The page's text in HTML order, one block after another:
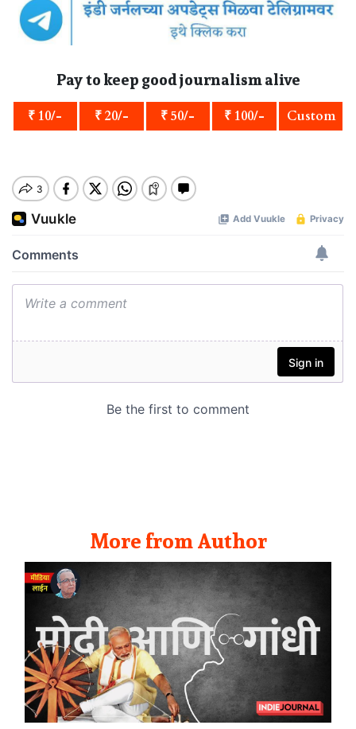
Pay to keep good journalism alive
₹ 10/- ₹ 20/- ₹ 50/- ₹ 100/- Custom
More from Author